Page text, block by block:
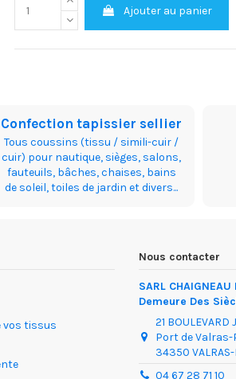
Ajouter au panier
Confection tapissier sellier
Tous coussins (tissu / simili-cuir /
cuir) pour nautique, sièges, salons,
fauteuils, bâches, chaises, bains
de soleil, toiles de jardin et divers...
vos tissus
Nous contacter
SARL
Demeure Des
21 BOULEVARD
Port de Valras-
34350 VALRAS-
04 67 28 71 10